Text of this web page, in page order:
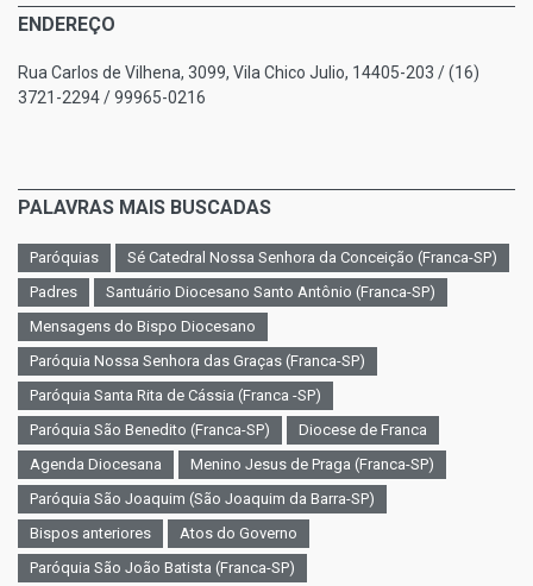
ENDEREÇO
Rua Carlos de Vilhena, 3099, Vila Chico Julio, 14405-203 / (16)
3721-2294 / 99965-0216
PALAVRAS MAIS BUSCADAS
Paróquias
Sé Catedral Nossa Senhora da Conceição (Franca-SP)
Padres
Santuário Diocesano Santo Antônio (Franca-SP)
Mensagens do Bispo Diocesano
Paróquia Nossa Senhora das Graças (Franca-SP)
Paróquia Santa Rita de Cássia (Franca -SP)
Paróquia São Benedito (Franca-SP)
Diocese de Franca
Agenda Diocesana
Menino Jesus de Praga (Franca-SP)
Paróquia São Joaquim (São Joaquim da Barra-SP)
Bispos anteriores
Atos do Governo
Paróquia São João Batista (Franca-SP)